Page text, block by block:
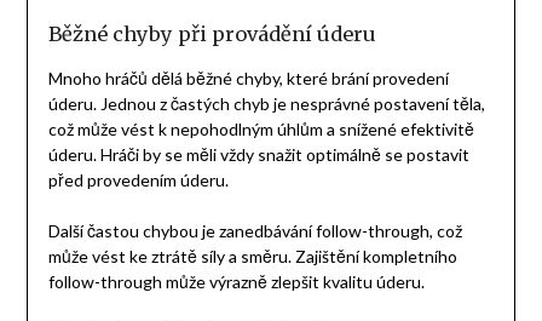
Běžné chyby při provádění úderu
Mnoho hráčů dělá běžné chyby, které brání provedení
úderu. Jednou z častých chyb je nesprávné postavení těla,
což může vést k nepohodlným úhlům a snížené efektivitě
úderu. Hráči by se měli vždy snažit optimálně se postavit
před provedením úderu.
Další častou chybou je zanedbávání follow-through, což
může vést ke ztrátě síly a směru. Zajištění kompletního
follow-through může výrazně zlepšit kvalitu úderu.